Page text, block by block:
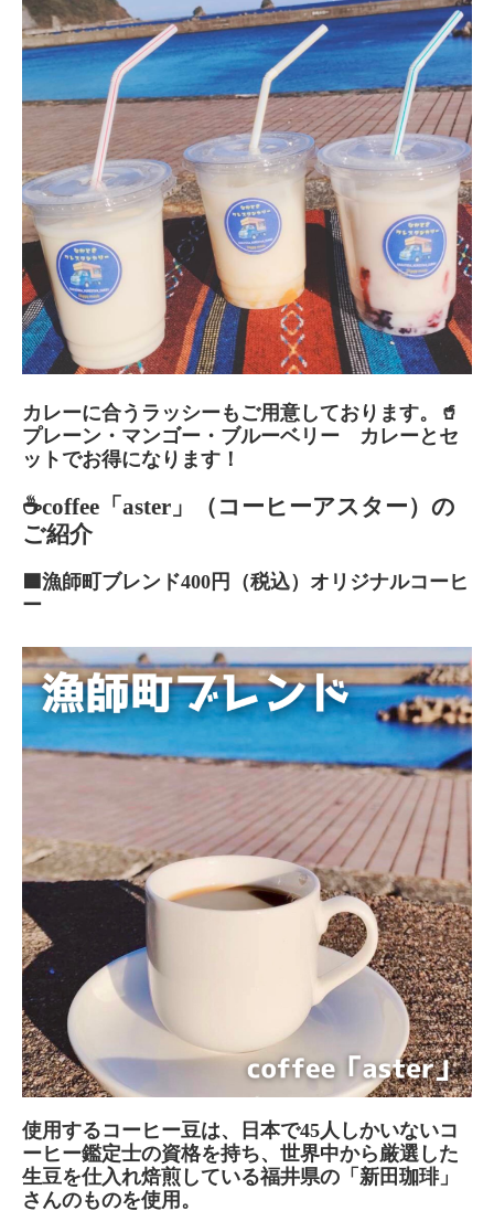
カレーに合うラッシーもご用意しております。🥤
プレーン・マンゴー・ブルーベリー カレーとセ
ットでお得になります！
☕️coffee「aster」（コーヒーアスター）の
ご紹介
🟦漁師町ブレンド400円（税込）オリジナルコーヒ
ー
使用するコーヒー豆は、日本で45人しかいないコ
ーヒー鑑定士の資格を持ち、世界中から厳選した
生豆を仕入れ焙煎している福井県の「新田珈琲」
さんのものを使用。